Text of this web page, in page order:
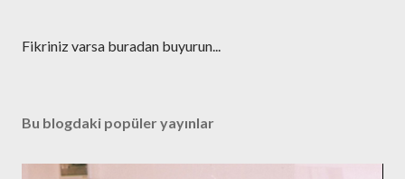
Y
m
ö
Fikriniz varsa buradan buyurun...
Bu blogdaki popüler yayınlar